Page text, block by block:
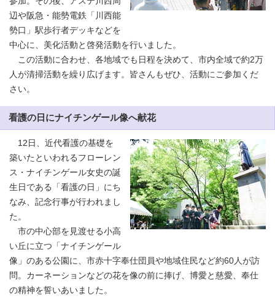
辺や阪急・能勢電鉄「川西能
勢口」駅歩行者デッキなどを
中心に、美化活動と啓発活動を行いました。
この活動に合わせ、各地域でも日程を決めて、市内全域で約2万
人が清掃活動を繰り広げます。皆さんもぜひ、活動にご参加くだ
さい。
看護の日にナイチンゲール像へ献花
12日、近代看護の基礎を
築いたといわれるフローレン
ス・ナイチンゲール女史の誕
生日である「看護の日」にち
なみ、記念行事が行われまし
た。
市の中心部を見渡せる小高
い丘に立つ「ナイチンゲール
像」のある公園に、市赤十字奉仕団員や地域住民など約60人が訪
問。カーネーションなどの花を像の前に捧げ、博愛と慈愛、奉仕
の精神を誓いあいました。